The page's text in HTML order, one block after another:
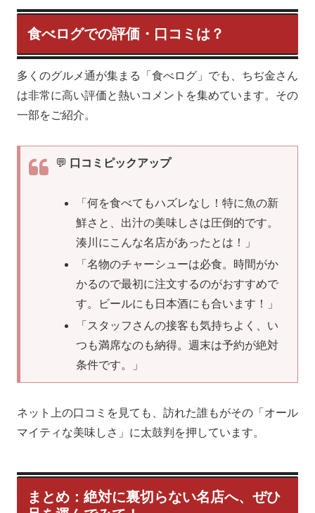
食べログでの評価・口コミは？
多くのグルメ通が集まる「食べログ」でも、ちぢ金さん
は非常に高い評価と熱いコメントを集めています。その
一部をご紹介。
💬 口コミピックアップ
「何を食べてもハズレなし！特に魚の新
鮮さと、出汁の美味しさは圧倒的です。
湊川にこんな名店があったとは！」
「名物のチャーシューは必食。時間がか
かるので最初に注文するのがおすすめで
す。ビールにも日本酒にも合います！」
「スタッフさんの接客も気持ちよく、い
つも満席なのも納得。週末は予約が絶対
条件です。」
ネット上の口コミを見ても、訪れた誰もがその「オール
マイティな美味しさ」に太鼓判を押しています。
まとめ：絶対に裏切らない名店へ、ぜひ